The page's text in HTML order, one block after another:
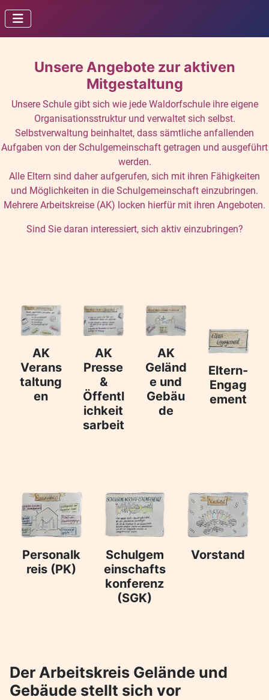
Unsere Angebote zur aktiven
Mitgestaltung
Unsere Schule gibt sich wie jede Waldorfschule ihre eigene
Organisationsstruktur und verwaltet sich selbst.
Selbstverwaltung beinhaltet, dass sämtliche anfallenden
Aufgaben von der Schulgemeinschaft getragen und ausgeführt
werden.
Alle Eltern sind daher aufgerufen, sich mit ihren Fähigkeiten
und Möglichkeiten in die Schulgemeinschaft einzubringen.
Mehrere Arbeitskreise (AK) locken hierfür mit ihren Angeboten.
Sind Sie daran interessiert, sich aktiv einzubringen?
AK
Verans
taltung
en
AK
Presse
&
Öffentl
ichkeit
sarbeit
AK
Geländ
e und
Gebäu
de
Eltern-
Engag
ement
Personalk
reis (PK)
Schulgem
einschafts
konferenz
(SGK)
Vorstand
Der Arbeitskreis Gelände und
Gebäude stellt sich vor